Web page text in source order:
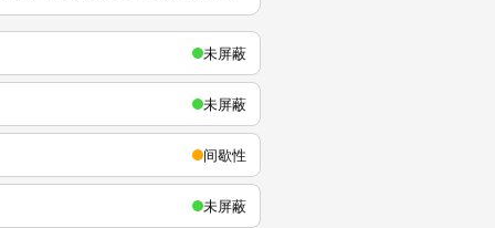
未屏蔽
未屏蔽
间歇性
未屏蔽